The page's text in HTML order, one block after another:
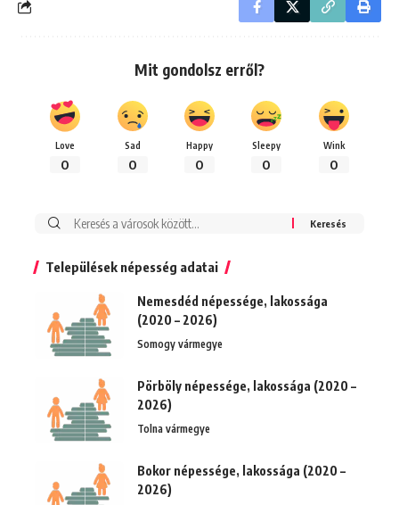
Mit gondolsz erről?
Love
0
Sad
0
Happy
0
Sleepy
0
Wink
0
Keresés:
Települések népesség adatai
Nemesdéd népessége, lakossága
(2020 – 2026)
Somogy vármegye
Pörböly népessége, lakossága (2020 –
2026)
Tolna vármegye
Bokor népessége, lakossága (2020 –
2026)